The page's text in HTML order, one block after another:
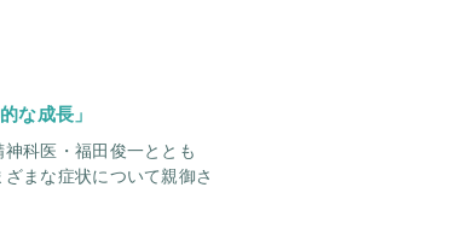
な成長」
科医・福田俊一ととも
まな症状について親御さ